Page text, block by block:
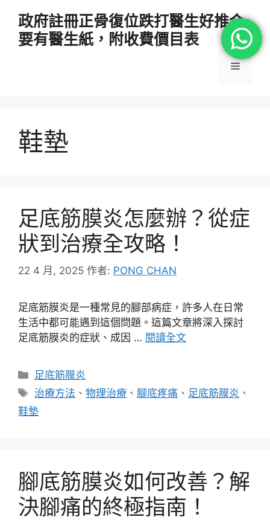
政府註冊正骨復位跌打醫生好推介
要有醫生紙，附收費價目表
選
鞋墊
足底筋膜炎怎麼辦？從症
狀到治療全攻略！
22 4 月, 2025 作者: PONG CHAN
足底筋膜炎是一種常見的腳部病症，許多人在日常
生活中都可能遇到這個問題。這篇文章將深入探討
足底筋膜炎的症狀、成因 … 閱讀全文
分
類
足底筋膜炎
標
籤
治療方法 、物理治療 、 腳底疼痛 、 足底筋膜炎 、
鞋墊
腳底筋膜炎如何改善？解
決腳痛的終極指南！